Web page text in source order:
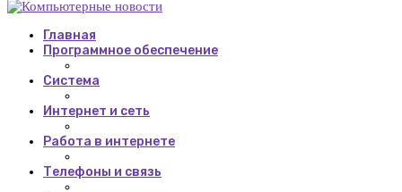
Главная
Программное обеспечение
Система
Интернет и сеть
Работа в интернете
Телефоны и связь